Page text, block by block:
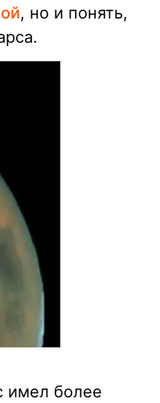
, но и понять,
имел более